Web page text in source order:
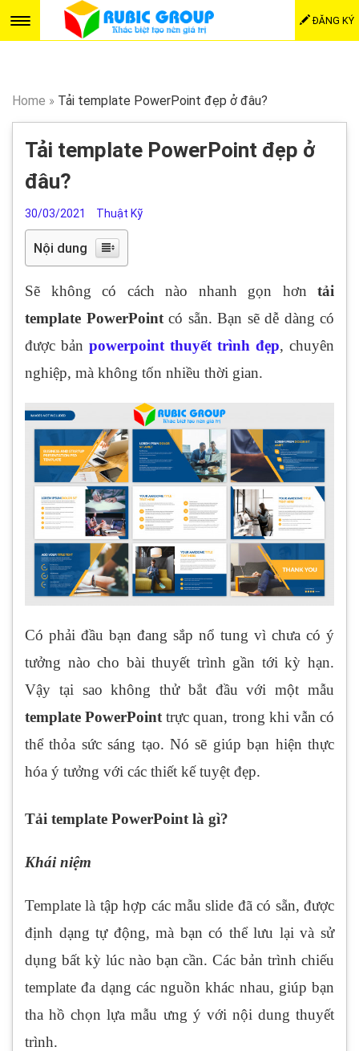
ĐĂNG KÝ
Home » Tải template PowerPoint đẹp ở đâu?
Tải template PowerPoint đẹp ở
đâu?
30/03/2021 Thuật Kỹ
Nội dung
Sẽ không có cách nào nhanh gọn hơn tải
template PowerPoint có sẵn. Bạn sẽ dễ dàng có
được bản powerpoint thuyết trình đẹp, chuyên
nghiệp, mà không tốn nhiều thời gian.
Có phải đầu bạn đang sắp nổ tung vì chưa có ý
tưởng nào cho bài thuyết trình gần tới kỳ hạn.
Vậy tại sao không thử bắt đầu với một mẫu
template PowerPoint trực quan, trong khi vẫn có
thể thỏa sức sáng tạo. Nó sẽ giúp bạn hiện thực
hóa ý tưởng với các thiết kế tuyệt đẹp.
Tải template PowerPoint là gì?
Khái niệm
Template là tập hợp các mẫu slide đã có sẵn, được
định dạng tự động, mà bạn có thể lưu lại và sử
dụng bất kỳ lúc nào bạn cần. Các bản trình chiếu
template đa dạng các nguồn khác nhau, giúp bạn
tha hồ chọn lựa mẫu ưng ý với nội dung thuyết
trình.